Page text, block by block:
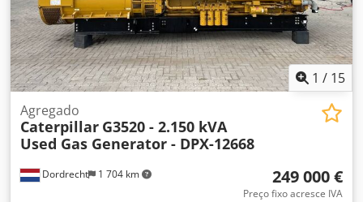
1 / 15
Dordrecht 1 704 km
Agregado
Caterpillar G3520 - 2.150 kVA
Used Gas Generator - DPX-12668
249 000 €
Preço fixo acresce IVA